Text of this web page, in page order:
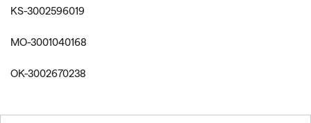
KS-3002596019
MO-3001040168
OK-3002670238